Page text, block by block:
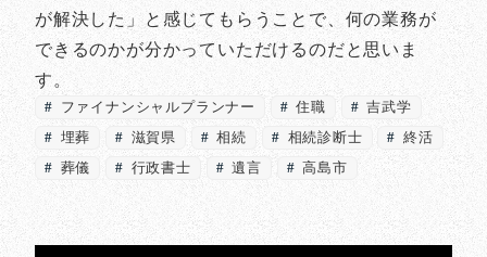
が解決した」と感じてもらうことで、何の業務が
できるのかが分かっていただけるのだと思いま
す。
ファイナンシャルプランナー 住職
吉武学
埋葬
滋賀県 相続 相続診断士
終活
葬儀
行政書士 遺言 高島市